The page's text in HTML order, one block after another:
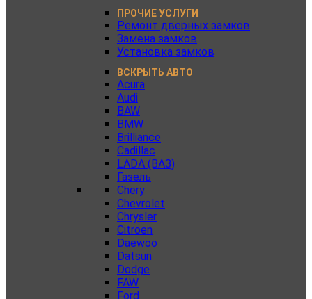
ПРОЧИЕ УСЛУГИ
Ремонт дверных замков
Замена замков
Установка замков
ВСКРЫТЬ АВТО
Acura
Audi
BAW
BMW
Brilliance
Cadillac
LADA (ВАЗ)
Газель
Chery
Chevrolet
Chrysler
Citroen
Daewoo
Datsun
Dodge
FAW
Ford